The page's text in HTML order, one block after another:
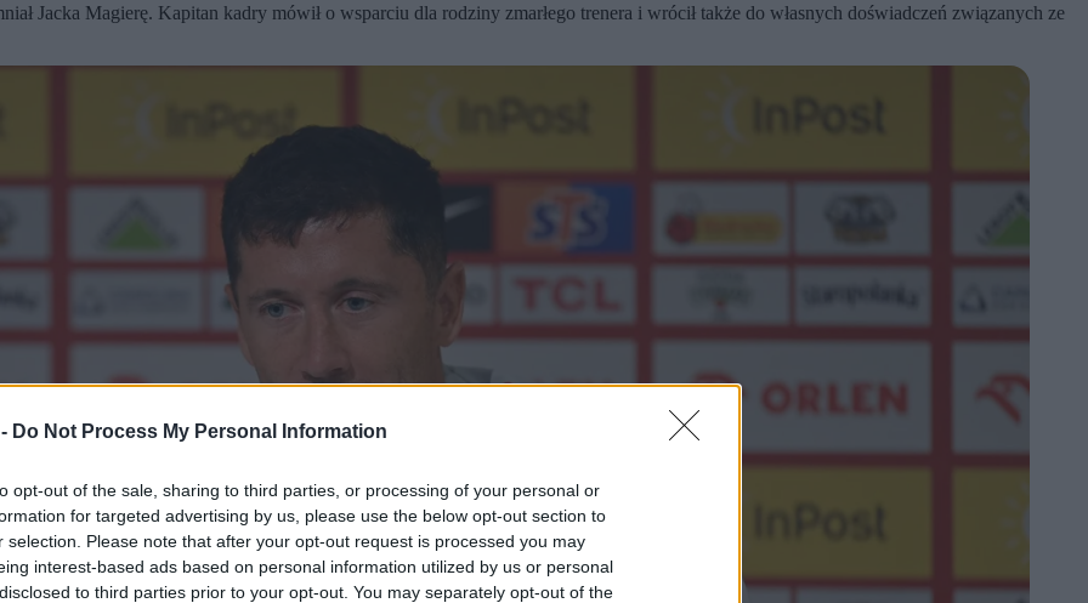
Do Not Process My Personal Information
opt-out of the sale, sharing to third parties, or processing of your personal or
for targeted advertising by us, please use the below opt-out section to
selection. Please note that after your opt-out request is processed you may
interest-based ads based on personal information utilized by us or personal
to third parties prior to your opt-out. You may separately opt-out of the
Jacka Magierę. Kapitan kadry mówił o wsparciu dla rodziny zmarłego trenera i wrócił także do własnych doświadczeń związanych ze